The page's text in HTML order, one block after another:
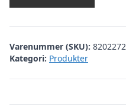
Varenummer (SKU):
Kategori: Produkter